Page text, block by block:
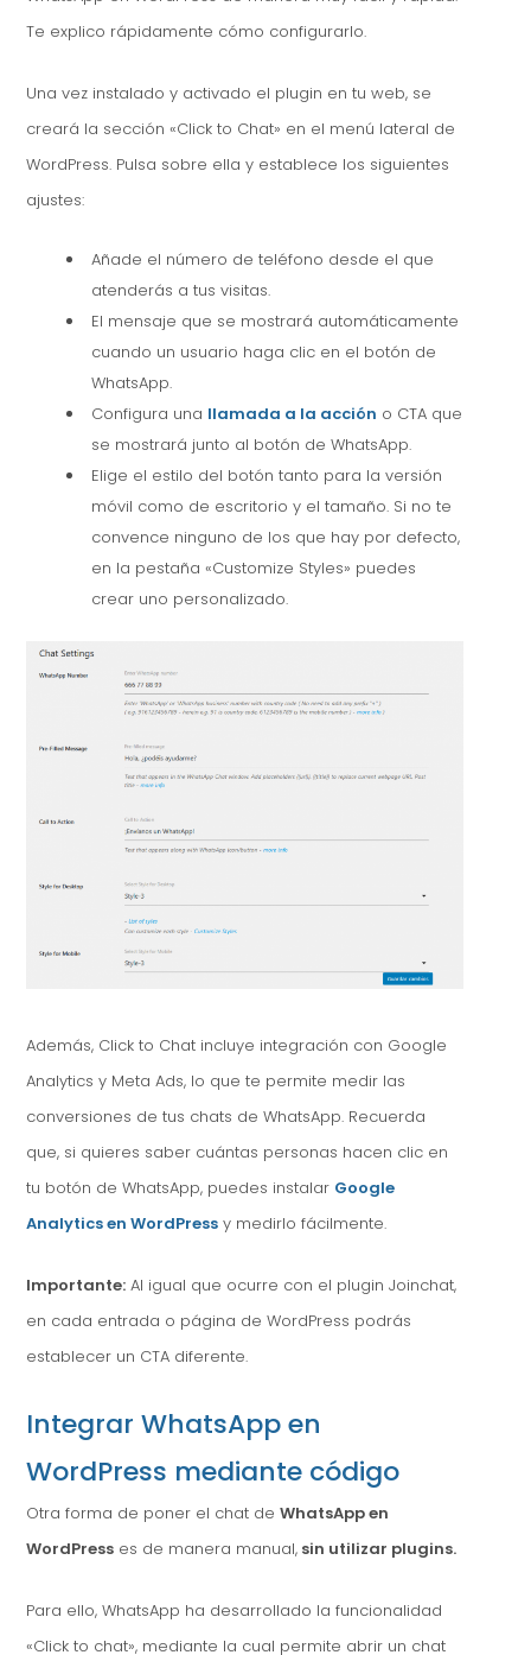
Te explico rápidamente cómo configurarlo.
Una vez instalado y activado el plugin en tu web, se
creará la sección «Click to Chat» en el menú lateral de
WordPress. Pulsa sobre ella y establece los siguientes
ajustes:
Añade el número de teléfono desde el que
atenderás a tus visitas.
El mensaje que se mostrará automáticamente
cuando un usuario haga clic en el botón de
WhatsApp.
Configura una llamada a la acción o CTA que
se mostrará junto al botón de WhatsApp.
Elige el estilo del botón tanto para la versión
móvil como de escritorio y el tamaño. Si no te
convence ninguno de los que hay por defecto,
en la pestaña «Customize Styles» puedes
crear uno personalizado.
Además, Click to Chat incluye integración con Google
Analytics y Meta Ads, lo que te permite medir las
conversiones de tus chats de WhatsApp. Recuerda
que, si quieres saber cuántas personas hacen clic en
tu botón de WhatsApp, puedes instalar Google
Analytics en WordPress y medirlo fácilmente.
Importante: Al igual que ocurre con el plugin Joinchat,
en cada entrada o página de WordPress podrás
establecer un CTA diferente.
Integrar WhatsApp en
WordPress mediante código
Otra forma de poner el chat deWhatsApp en
WordPress es de manera manual, sin utilizar plugins.
Para ello, WhatsApp ha desarrollado la funcionalidad
«Click to chat», mediante la cual permite abrir un chat